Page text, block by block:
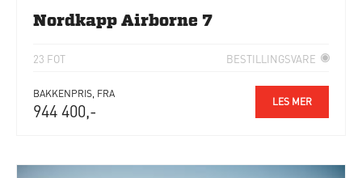
Nordkapp Airborne 7
23 FOT BESTILLINGSVARE
BAKKENPRIS, FRA
944 400,- LES MER